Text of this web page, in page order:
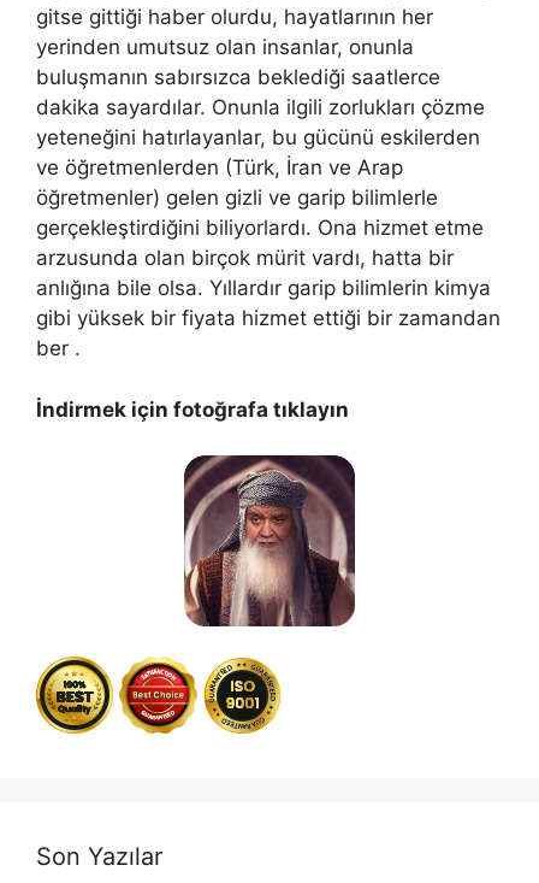
gitse gittiği haber olurdu, hayatlarının her
yerinden umutsuz olan insanlar, onunla
buluşmanın sabırsızca beklediği saatlerce
dakika sayardılar. Onunla ilgili zorlukları çözme
yeteneğini hatırlayanlar, bu gücünü eskilerden
ve öğretmenlerden (Türk, İran ve Arap
öğretmenler) gelen gizli ve garip bilimlerle
gerçekleştirdiğini biliyorlardı. Ona hizmet etme
arzusunda olan birçok mürit vardı, hatta bir
anlığına bile olsa. Yıllardır garip bilimlerin kimya
gibi yüksek bir fiyata hizmet ettiği bir zamandan
ber .
İndirmek için fotoğrafa tıklayın
Son Yazılar